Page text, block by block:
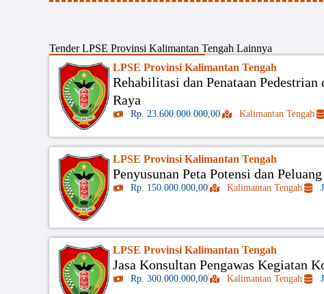
TenderLPSE Provinsi Kalimantan Tengah Lainnya
LPSE Provinsi Kalimantan Tengah
Rehabilitasi dan Penataan
Raya
Rp. 23.600.000.000,00 Kalimantan Tengah
LPSE Provinsi Kalimantan Tengah
Penyusunan Peta Potensi dan
Rp. 150.000.000,00 Kalimantan Tengah
LPSE Provinsi Kalimantan Tengah
Jasa Konsultan Pengawas Kegiatan
Rp. 300.000.000,00 Kalimantan Tengah